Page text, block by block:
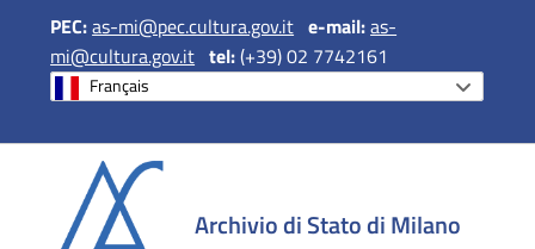
PEC:as-mi@pec.cultura.gov.it e-mail:as-
mi@cultura.gov.it tel:(+39) 02 7742161
Français
Archivio di Stato di Milano